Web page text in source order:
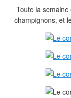
Toute la
champignons, et